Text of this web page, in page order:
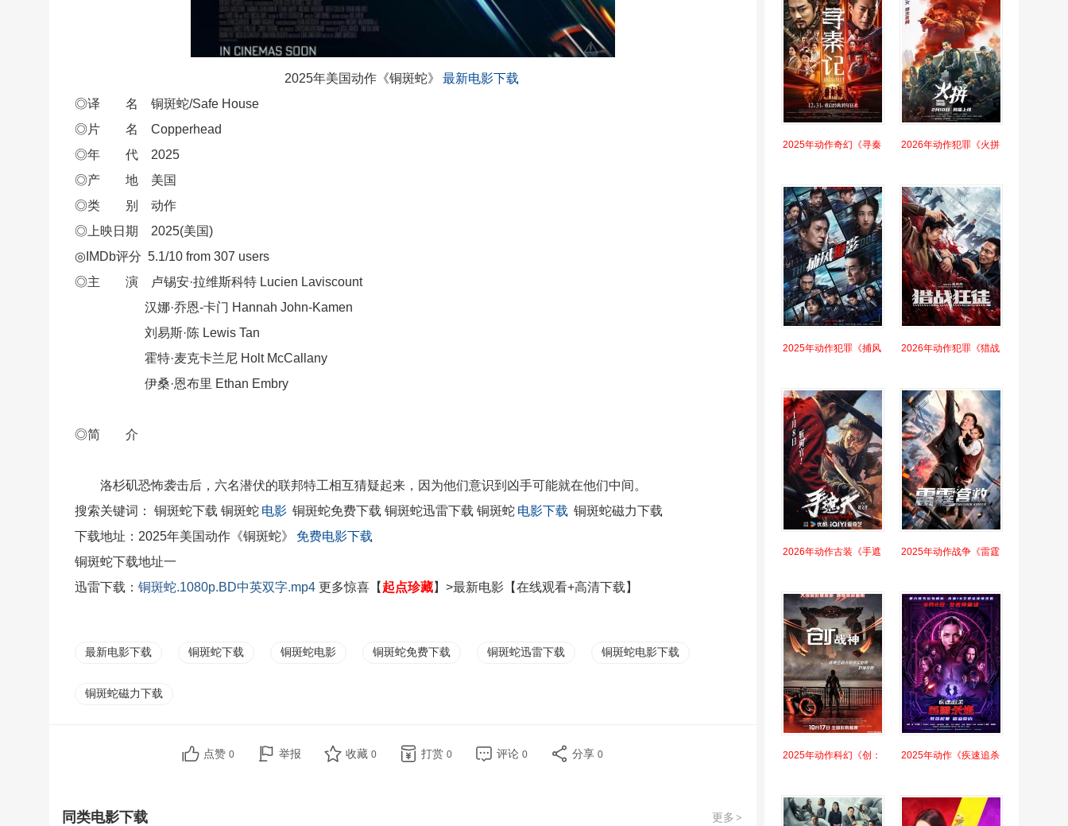
2025年美国动作《铜斑蛇》
最新电影下载
◎译 名 铜斑蛇/Safe House
◎片 名 Copperhead
◎年 代 2025
◎产 地 美国
◎类 别 动作
◎上映日期 2025(美国)
◎IMDb评分 5.1/10 from 307 users
◎主 演 卢锡安·拉维斯科特 Lucien Laviscount
汉娜·乔恩-卡门 Hannah John-Kamen
刘易斯·陈 Lewis Tan
霍特·麦克卡兰尼 Holt McCallany
伊桑·恩布里 Ethan Embry
◎简 介
洛杉矶恐怖袭击后，六名潜伏的联邦特工相互猜疑起来，因为他们意识到凶手可能就在他们中间。
搜索关键词： 铜斑蛇下载 铜斑蛇 电影 铜斑蛇免费下载 铜斑蛇迅雷下载 铜斑蛇 电影下载 铜斑蛇磁力下载
下载地址：2025年美国动作《铜斑蛇》
免费电影下载
铜斑蛇下载地址一
迅雷下载： 铜斑蛇.1080p.BD中英双字.mp4 更多惊喜【 起点珍藏】>最新电影【在线观看+高清下载】
最新电影下载 铜斑蛇下载 铜斑蛇电影 铜斑蛇免费下载 铜斑蛇迅雷下载 铜斑蛇电影下载
铜斑蛇磁力下载
点赞 0 举报 收藏 0 打赏 0 评论 0 分享 0
更多 >
同类电影下载
2025年动作奇幻《寻秦 2026年动作犯罪《火拼
2025年动作犯罪《捕风 2026年动作犯罪《猎战
2026年动作古装《手遮 2025年动作战争《雷霆
2025年动作科幻《创： 2025年动作《疾速追杀